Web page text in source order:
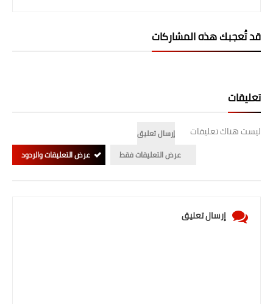
قد تُعجبك هذه المشاركات
تعليقات
ليست هناك تعليقات
إرسال تعليق
عرض التعليقات فقط
عرض التعليقات والردود
إرسال تعليق